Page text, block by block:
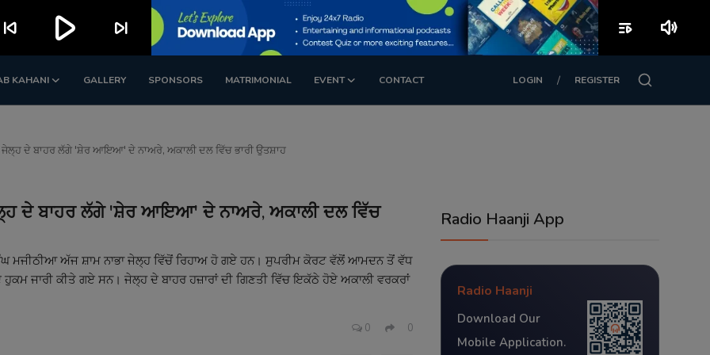
KAHANI GALLERY SPONSORS MATRIMONIAL EVENT CONTACT LOGIN / REGISTER
ਜੇਲ੍ਹ ਦੇ ਬਾਹਰ ਲੱਗੇ 'ਸ਼ੇਰ ਆਇਆ' ਦੇ ਨਾਅਰੇ, ਅਕਾਲੀ ਦਲ ਵਿੱਚ ਭਾਰੀ ਉਤਸ਼ਾਹ
ਦੇ ਬਾਹਰ ਲੱਗੇ 'ਸ਼ੇਰ ਆਇਆ' ਦੇ ਨਾਅਰੇ, ਅਕਾਲੀ ਦਲ ਵਿੱਚ
ਮਜੀਠੀਆ ਅੱਜ ਸ਼ਾਮ ਨਾਭਾ ਜੇਲ੍ਹ ਵਿੱਚੋਂ ਰਿਹਾਅ ਹੋ ਗਏ ਹਨ। ਸੁਪਰੀਮ ਕੋਰਟ ਵੱਲੋਂ ਆਮਦਨ ਤੋਂ ਵੱਧ
ਜਾਰੀ ਕੀਤੇ ਗਏ ਸਨ। ਜੇਲ੍ਹ ਦੇ ਬਾਹਰ ਹਜ਼ਾਰਾਂ ਦੀ ਗਿਣਤੀ ਵਿੱਚ ਇਕੱਠੇ ਹੋਏ ਅਕਾਲੀ ਵਰਕਰਾਂ
0 0
Radio Haanji App
Radio Haanji
Download Our
Mobile Application.
skip_previous play_arrow skip_next playlist_play volume_up